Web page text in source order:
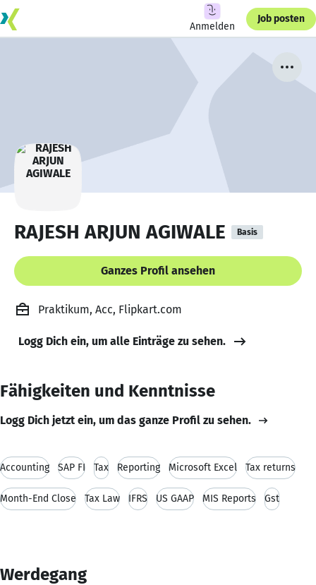
Anmelden
Job posten
RAJESH ARJUN AGIWALE Basis
Ganzes Profil ansehen
Praktikum, Acc, Flipkart.com
Logg Dich ein, um alle Einträge zu sehen.
Fähigkeiten und Kenntnisse
Logg Dich jetzt ein, um das ganze Profil zu sehen.
Accounting SAP FI Tax Reporting Microsoft Excel Tax returns
Month-End Close Tax Law IFRS US GAAP MIS Reports Gst
Werdegang